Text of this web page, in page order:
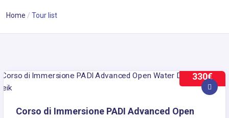
Home Tour list
330€
Corso di Immersione PADI Advanced Open